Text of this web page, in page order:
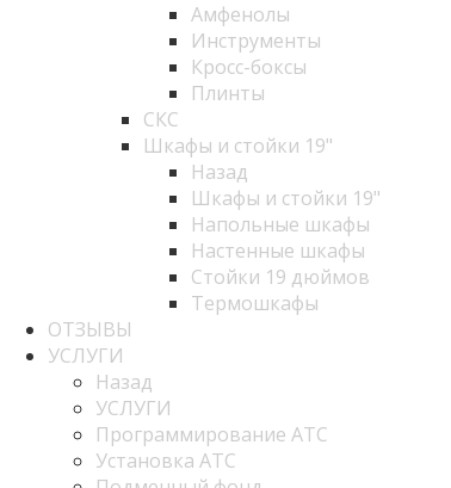
Амфенолы
Инструменты
Кросс-боксы
Плинты
СКС
Шкафы и стойки 19"
Назад
Шкафы и стойки 19"
Напольные шкафы
Настенные шкафы
Стойки 19 дюймов
Термошкафы
ОТЗЫВЫ
УСЛУГИ
Назад
УСЛУГИ
Программирование АТС
Установка АТС